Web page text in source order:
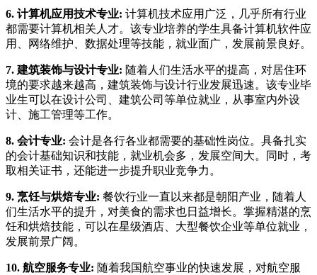
6. 计算机应用技术专业: 计算机技术应用广泛，几乎所有行业
都需要计算机相关人才。该专业培养的学生具备计算机软件应
用、网络维护、数据处理等技能，就业面广，发展前景良好。
7. 建筑装饰与设计专业: 随着人们生活水平的提高，对居住环
境的要求越来越高，建筑装饰与设计行业发展迅速。该专业毕
业生可以在设计公司、建筑公司等单位就业，从事室内外设
计、施工管理等工作。
8. 会计专业: 会计是各行各业都需要的基础性岗位。具备扎实
的会计基础知识和技能，就业机会多，发展空间大。同时，考
取相关证书，还能进一步提升职业竞争力。
9. 烹饪与烘焙专业: 餐饮行业一直以来都是朝阳产业，随着人
们生活水平的提升，对美食的需求也日益增长。掌握精湛的烹
饪和烘焙技能，可以在星级酒店、大型餐饮企业等单位就业，
发展前景广阔。
10. 航空服务专业: 随着我国航空事业的快速发展，对航空服